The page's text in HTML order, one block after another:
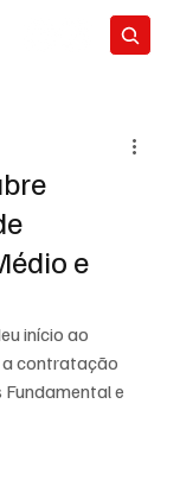
e
início ao
contratação
e